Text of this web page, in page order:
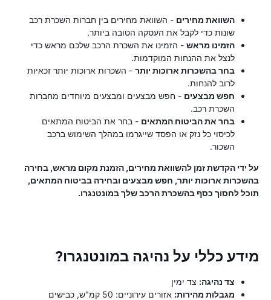
השוואת מחירים - השוואת מחירים בין חברות השכרת רכב
שונות כדי לקבל את העסקה הטובה ביותר.
הזמינו מראש - הזמינו את השכרת הרכב שלכם מראש כדי
לנצל את ההנחות המוקדמות.
בחר בהשכרות ארוכות יותר - השכרות ארוכות יותר זכאיות
לרוב להנחות.
חפש מבצעים - חפש מבצעים ומבצעים מיוחדים מחברות
השכרת רכב.
בחר את הביטוח המתאים - בחר את הביטוח המתאים
לכיסוי כל נזק או הפסד שייגרמו במהלך השימוש ברכב
השכור.
על ידי הקדשת זמן להשוואת מחירים, הזמנת מקום מראש, בחירה
בהשכרות ארוכות יותר, חפש מבצעים ובחירה בביטוח המתאים,
תוכל לחסוך כסף בהשכרת הרכב שלך במונטנגרו.
מידע כללי על נהיגה במונטנגרו?
צד נהיגה: צד ימין
מגבלות מהירות:
אזורים עירוניים: 50 קמ"ש, כבישים